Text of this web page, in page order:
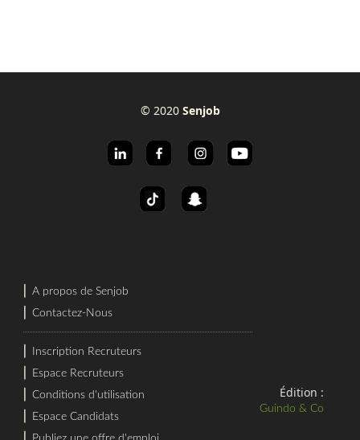
© 2020 Senjob
A propos de Senjob
Contactez-Nous
Inscription Recruteurs
Espace Recruteurs
Conditions d'utilisation
Espace Candidats
Édition :
Guindo & Co